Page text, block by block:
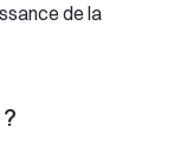
de la